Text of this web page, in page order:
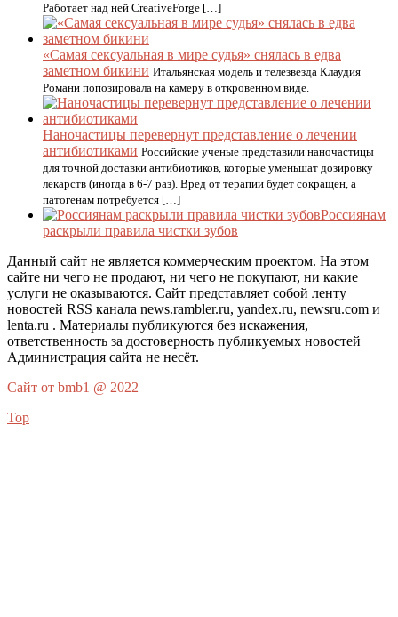
Работает над ней CreativeForge […]
«Самая сексуальная в мире судья» снялась в едва
заметном бикини Итальянская модель и телезвезда Клаудия
Романи попозировала на камеру в откровенном виде.
Наночастицы перевернут представление о лечении
антибиотиками Российские ученые представили наночастицы
для точной доставки антибиотиков, которые уменьшат дозировку
лекарств (иногда в 6-7 раз). Вред от терапии будет сокращен, а
патогенам потребуется […]
Россиянам
раскрыли правила чистки зубов
Данный сайт не является коммерческим проектом. На этом
сайте ни чего не продают, ни чего не покупают, ни какие
услуги не оказываются. Сайт представляет собой ленту
новостей RSS канала news.rambler.ru, yandex.ru, newsru.com и
lenta.ru . Материалы публикуются без искажения,
ответственность за достоверность публикуемых новостей
Администрация сайта не несёт.
Сайт от bmb1 @ 2022
Top